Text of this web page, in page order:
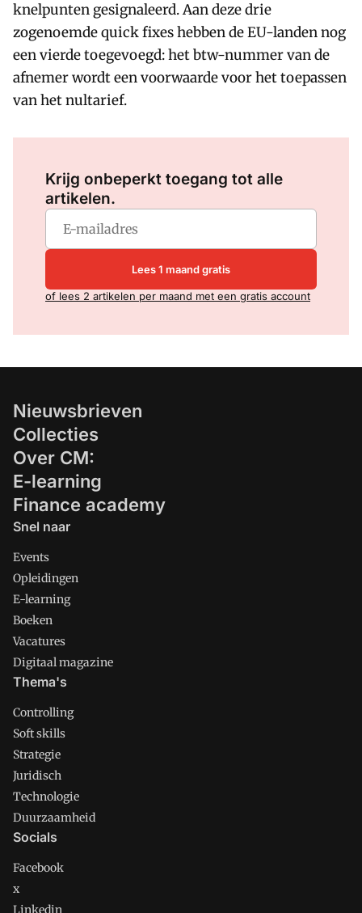
knelpunten gesignaleerd. Aan deze drie
zogenoemde quick fixes hebben de EU-landen nog
een vierde toegevoegd: het btw-nummer van de
afnemer wordt een voorwaarde voor het toepassen
van het nultarief.
Krijg onbeperkt toegang tot alle
artikelen.
Lees 1 maand gratis
of lees 2 artikelen per maand met een gratis account
Nieuwsbrieven
Collecties
Over CM:
E-learning
Finance academy
Snel naar
Events
Opleidingen
E-learning
Boeken
Vacatures
Digitaal magazine
Thema's
Controlling
Soft skills
Strategie
Juridisch
Technologie
Duurzaamheid
Socials
Facebook
x
Linkedin